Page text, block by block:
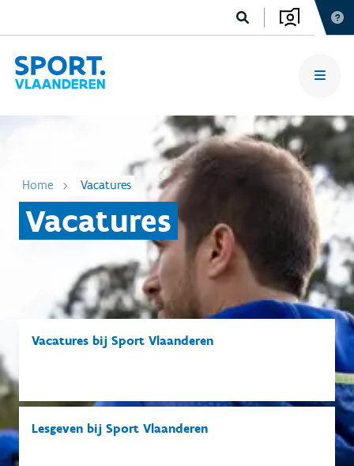
Home Vacatures
Vacatures
Vacatures bij Sport Vlaanderen
Lesgeven bij Sport Vlaanderen